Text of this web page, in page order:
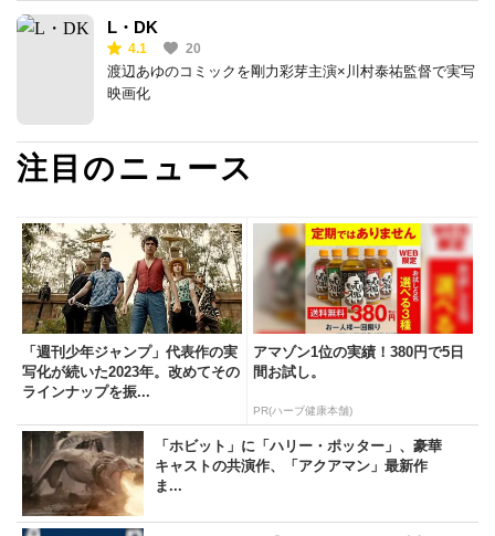
L・DK
4.1 20
渡辺あゆのコミックを剛力彩芽主演×川村泰祐監督で実写
映画化
注目のニュース
「週刊少年ジャンプ」代表作の実
写化が続いた2023年。改めてその
ラインナップを振...
アマゾン1位の実績！380円で5日
間お試し。
PR(ハーブ健康本舗)
「ホビット」に「ハリー・ポッター」、豪華
キャストの共演作、「アクアマン」最新作
ま...